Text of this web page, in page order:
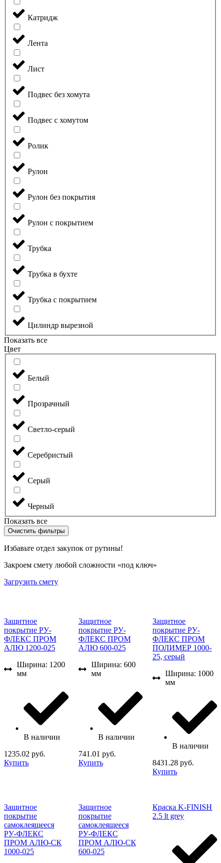
Катридж
Лента
Лист
Подвес без хомута
Подвес с хомутом
Ролик
Рулон
Рулон без покрытия
Рулон с покрытием
Трубка
Трубка в бухте
Трубка с покрытием
Цилиндр вырезной
Показать все
Цвет
Белый
Прозрачный
Светло-серый
Серебристый
Серый
Черный
Показать все
Очистить фильтры
Избавьте отдел закупок от рутины!
Закроем смету любой сложности «под ключ»
Загрузить смету
Защитное
покрытие РУ-
ФЛЕКС ПРОМ
АЛЮ 1200-025
Ширина: 1200
мм
В наличии
1235.02 руб.
Купить
Защитное
покрытие РУ-
ФЛЕКС ПРОМ
АЛЮ 600-025
Ширина: 600
мм
В наличии
741.01 руб.
Купить
Защитное
покрытие РУ-
ФЛЕКС ПРОМ
ПОЛИМЕР 1000-
25, серый
Ширина: 1000
мм
В наличии
8431.28 руб.
Купить
Защитное
покрытие
самоклеящееся
РУ-ФЛЕКС
ПРОМ АЛЮ-СК
1000-025
Защитное
покрытие
самоклеящееся
РУ-ФЛЕКС
ПРОМ АЛЮ-СК
600-025
Краска K-FINISH
2.5 lt grey